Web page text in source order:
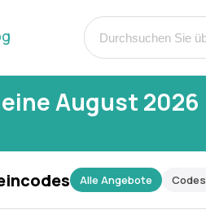
August 2026
Alle Angebote Codes